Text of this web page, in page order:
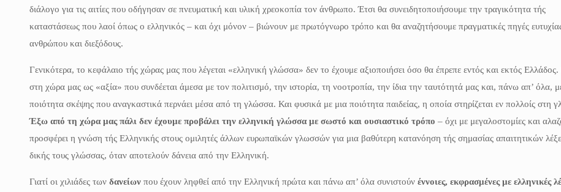
διάλογο για τις αιτίες που οδήγησαν σε πνευματική και υλική χρεοκοπία τον άνθρωπο. Έτσι θα συνειδητοποιήσουμε την τραγικότητα τής
καταστάσεως που λαοί όπως ο ελληνικός – και όχι μόνον – βιώνουν με πρωτόγνωρο τρόπο και θα αναζητήσουμε πραγματικές πηγές
ανθρώπου και διεξόδους.
Γενικότερα, το κεφάλαιο τής χώρας μας που λέγεται «ελληνική γλώσσα» δεν το έχουμε αξιοποιήσει όσο θα έπρεπε εντός και εκτός
στη χώρα μας ως «αξία» που συνδέεται άμεσα με τον πολιτισμό, την ιστορία, τη νοοτροπία, την ίδια την ταυτότητά μας και, πάνω απ’ όλα,
ποιότητα σκέψης που αναγκαστικά περνάει μέσα από τη γλώσσα. Και φυσικά με μια ποιότητα παιδείας, η οποία στηρίζεται εν πολλοίς στη
Έξω από τη χώρα μας πάλι δεν έχουμε προβάλει την ελληνική γλώσσα με σωστό και ουσιαστικό τρόπο – όχι με μεγαλοστομίες και
προσφέρει η γνώση τής Ελληνικής στους ομιλητές άλλων ευρωπαϊκών γλωσσών για μια βαθύτερη κατανόηση τής σημασίας απαιτητικών
δικής τους γλώσσας, όταν αποτελούν δάνεια από την Ελληνική.
Γιατί οι χιλιάδες των δανείων που έχουν ληφθεί από την Ελληνική πρώτα και πάνω απ’ όλα συνιστούν έννοιες, εκφρασμένες με ελληνικές